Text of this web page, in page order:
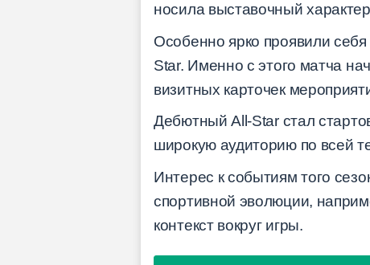
носила выставочный
Особенно ярко проявили
Star. Именно с этого матча
визитных карточек
Дебютный All-Star стал
широкую аудиторию по всей
Интерес к событиям того
спортивной эволюции,
контекст вокруг игры.